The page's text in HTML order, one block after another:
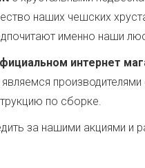
наших чешских
именно наши
интернет
производителями
по сборке.
за нашими акциями и